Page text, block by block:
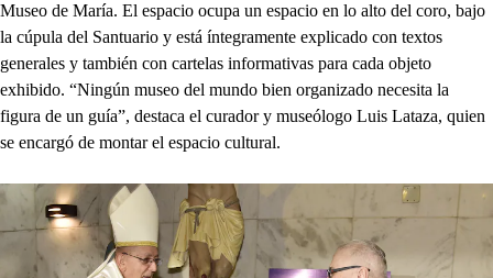
Museo de María. El espacio ocupa un espacio en lo alto del coro, bajo
la cúpula del Santuario y está íntegramente explicado con textos
generales y también con cartelas informativas para cada objeto
exhibido. “Ningún museo del mundo bien organizado necesita la
figura de un guía”, destaca el curador y museólogo Luis Lataza, quien
se encargó de montar el espacio cultural.